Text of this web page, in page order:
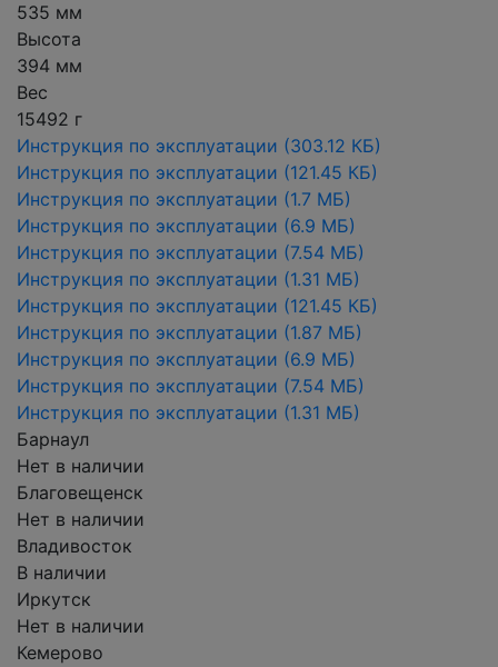
535 мм
Высота
394 мм
Вес
15492 г
Инструкция по эксплуатации (303.12 КБ)
Инструкция по эксплуатации (121.45 КБ)
Инструкция по эксплуатации (1.7 МБ)
Инструкция по эксплуатации (6.9 МБ)
Инструкция по эксплуатации (7.54 МБ)
Инструкция по эксплуатации (1.31 МБ)
Инструкция по эксплуатации (121.45 КБ)
Инструкция по эксплуатации (1.87 МБ)
Инструкция по эксплуатации (6.9 МБ)
Инструкция по эксплуатации (7.54 МБ)
Инструкция по эксплуатации (1.31 МБ)
Барнаул
Нет в наличии
Благовещенск
Нет в наличии
Владивосток
В наличии
Иркутск
Нет в наличии
Кемерово